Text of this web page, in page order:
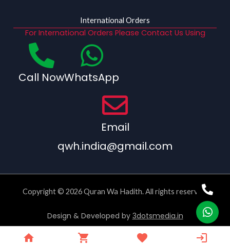
International Orders
For International Orders Please Contact Us Using
Call NowWhatsApp
Email
qwh.india@gmail.com
Copyright © 2026 Quran Wa Hadith. All rights reserved.
Design & Developed by 3dotsmedia.in